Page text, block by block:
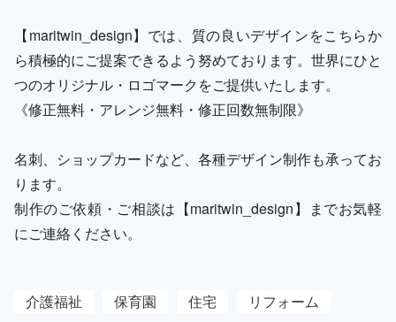
【maritwin_design】では、質の良いデザインをこちらか
ら積極的にご提案できるよう努めております。世界にひと
つのオリジナル・ロゴマークをご提供いたします。
《修正無料・アレンジ無料・修正回数無制限》
名刺、ショップカードなど、各種デザイン制作も承ってお
ります。
制作のご依頼・ご相談は【maritwin_design】までお気軽
にご連絡ください。
介護福祉 保育園 住宅
リフォーム